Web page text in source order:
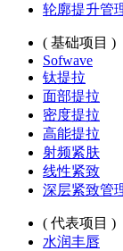
轮廓提升管
( 基础项目 )
Sofwave
钛提拉
面部提拉
密度提拉
高能提拉
射频紧肤
线性紧致
深层紧致管
( 代表项目 )
水润丰唇